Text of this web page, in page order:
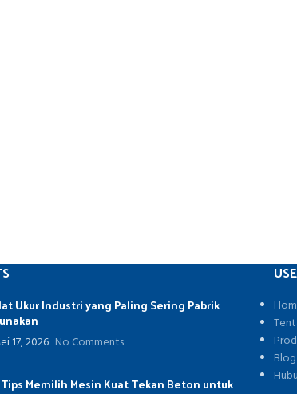
Ukur Industri yang Paling Sering Pabrik
17, 2026 No Comments
Memilih Mesin Kuat Tekan Beton untuk
Blog